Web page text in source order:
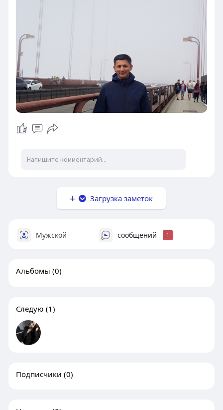
Загрузка заметок
Мужской сообщений 1
Альбомы (0)
Следую (1)
Подписчики (0)